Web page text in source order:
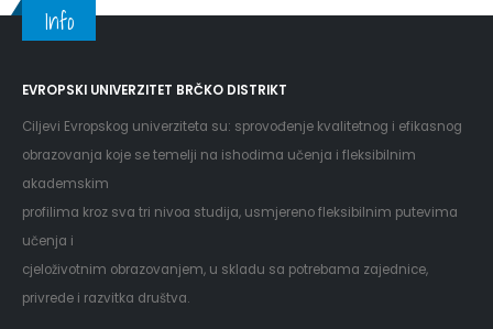
Info
EVROPSKI UNIVERZITET BRČKO DISTRIKT
Ciljevi Evropskog univerziteta su: sprovođenje kvalitetnog i efikasnog
obrazovanja koje se temelji na ishodima učenja i fleksibilnim
akademskim
profilima kroz sva tri nivoa studija, usmjereno fleksibilnim putevima
učenja i
cjeloživotnim obrazovanjem, u skladu sa potrebama zajednice,
privrede i razvitka društva.